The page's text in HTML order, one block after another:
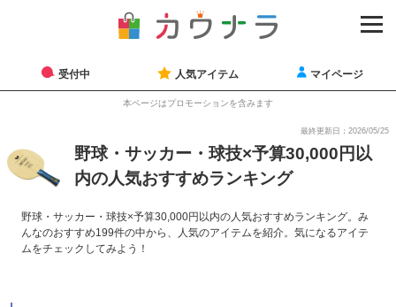
受付中 人気アイテム マイページ
本ページはプロモーションを含みます
最終更新日：2026/05/25
野球・サッカー・球技×予算30,000円以
内の人気おすすめランキング
野球・サッカー・球技×予算30,000円以内の人気おすすめランキング。み
んなのおすすめ199件の中から、人気のアイテムを紹介。気になるアイテ
ムをチェックしてみよう！